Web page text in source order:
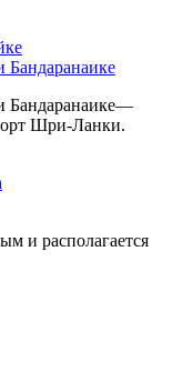
Бандаранаике—
Шри-Ланки.
и располагается